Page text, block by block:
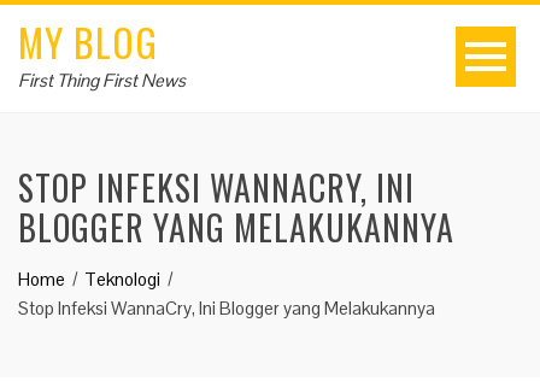
MY BLOG
First Thing First News
STOP INFEKSI WANNACRY, INI
BLOGGER YANG MELAKUKANNYA
Home
Teknologi
Stop Infeksi WannaCry, Ini Blogger yang Melakukannya